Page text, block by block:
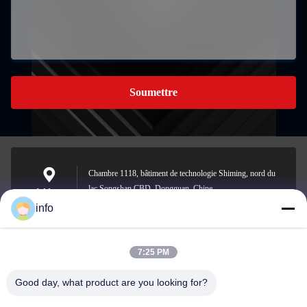
Soumettre
Address
Chambre 1118, bâtiment de technologie Shiming, nord du
lac Songshan CBD, Dongguan, Chine
info@gdpowerplus.com
info
7:25 PM
Good day, what product are you looking for?